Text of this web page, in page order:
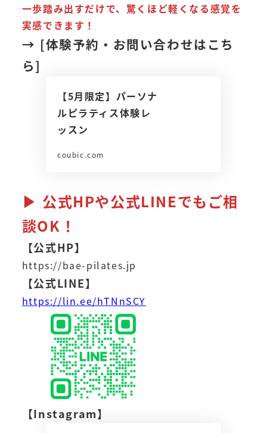
一歩踏み出すだけで、驚くほど軽くなる感覚を
実感できます！
→ [体験予約・お問い合わせはこち
ら]
【5月限定】パーソナ
ルピラティス体験レ
ッスン
coubic.com
▶ 公式HPや公式LINEでもご相
談OK！
【公式HP】
https://bae-pilates.jp
【公式LINE】
https://lin.ee/hTNnSCY
【Instagram】